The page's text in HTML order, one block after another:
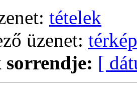
tételek
üzenet:
sorrendje: [